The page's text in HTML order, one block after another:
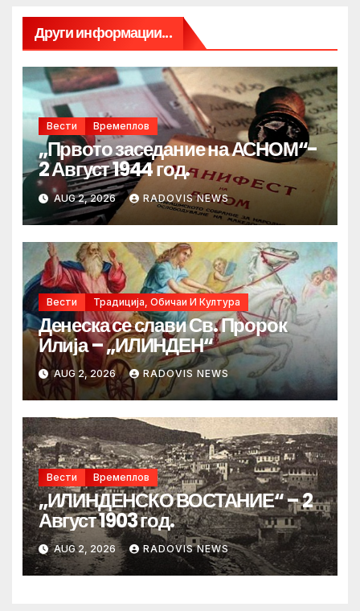
Други информации...
Вести Времеплов
„Првото заседание на АСНОМ“-
2 Август 1944 год.
AUG 2, 2026 RADOVIS NEWS
Вести Традиција, Обичаи И Култура
Денеска се слави Св. Пророк
Илија – „ИЛИНДЕН“
AUG 2, 2026 RADOVIS NEWS
Вести Времеплов
„ИЛИНДЕНСКО ВОСТАНИЕ“ – 2
Август 1903 год.
AUG 2, 2026 RADOVIS NEWS